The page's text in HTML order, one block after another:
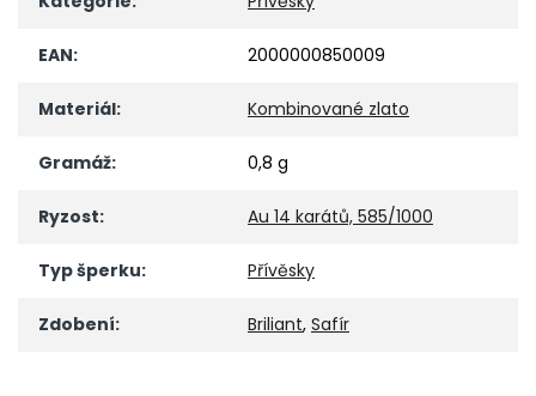
EAN: 2000000850009
Materiál: Kombinované zlato
Gramáž: 0,8 g
Ryzost: Au 14 karátů, 585/1000
Typ šperku: Přívěsky
Zdobení: Briliant, Safír